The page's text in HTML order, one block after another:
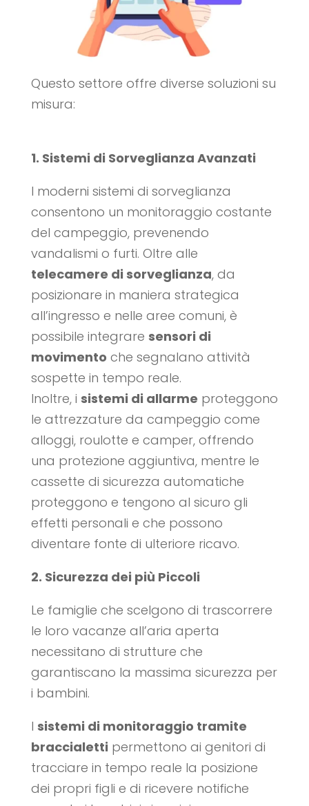
Questo settore offre diverse soluzioni su
misura:
1. Sistemi di Sorveglianza Avanzati
I moderni sistemi di sorveglianza
consentono un monitoraggio costante
del campeggio, prevenendo
vandalismi o furti. Oltre alle
telecamere di sorveglianza, da
posizionare in maniera strategica
all’ingresso e nelle aree comuni, è
possibile integrare sensori di
movimento che segnalano attività
sospette in tempo reale.
Inoltre, i sistemi di allarme proteggono
le attrezzature da campeggio come
alloggi, roulotte e camper, offrendo
una protezione aggiuntiva, mentre le
cassette di sicurezza automatiche
proteggono e tengono al sicuro gli
effetti personali e che possono
diventare fonte di ulteriore ricavo.
2. Sicurezza dei più Piccoli
Le famiglie che scelgono di trascorrere
le loro vacanze all’aria aperta
necessitano di strutture che
garantiscano la massima sicurezza per
i bambini.
I sistemi di monitoraggio tramite
braccialetti permettono ai genitori di
tracciare in tempo reale la posizione
dei propri figli e di ricevere notifiche